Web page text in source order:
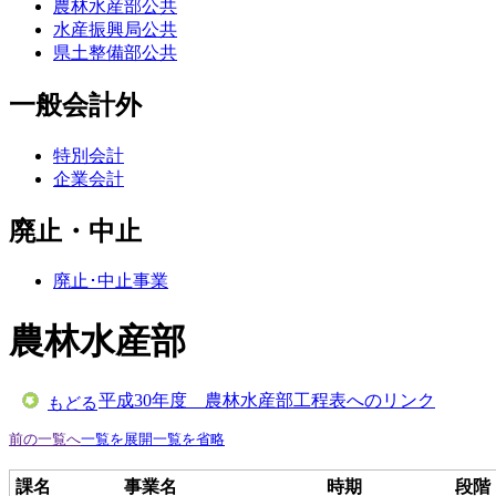
農林水産部公共
水産振興局公共
県土整備部公共
一般会計外
特別会計
企業会計
廃止・中止
廃止･中止事業
農林水産部
もどる平成30年度 農林水産部工程表へのリンク
前の一覧へ一覧を展開一覧を省略
課名 事業名 時期 段階